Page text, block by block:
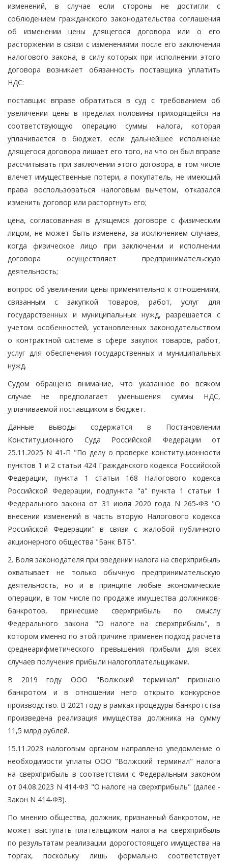
изменений, в случае если стороны не достигли с
соблюдением гражданского законодательства соглашения
об изменении цены длящегося договора или о его
расторжении в связи с изменениями после его заключения
налогового закона, в силу которых при исполнении этого
договора возникает обязанность поставщика уплатить
НДС:
поставщик вправе обратиться в суд с требованием об
увеличении цены в пределах половины приходящейся на
соответствующую операцию суммы налога, которая
уплачивается в бюджет, если дальнейшее исполнение
длящегося договора лишает его того, на что он был вправе
рассчитывать при заключении этого договора, в том числе
влечет имущественные потери, а покупатель, не имеющий
права воспользоваться налоговым вычетом, отказался
изменить договор или расторгнуть его;
цена, согласованная в длящемся договоре с физическим
лицом, не может быть изменена, за исключением случаев,
когда физическое лицо при заключении и исполнении
договора осуществляет предпринимательскую
деятельность;
вопрос об увеличении цены применительно к отношениям,
связанным с закупкой товаров, работ, услуг для
государственных и муниципальных нужд, разрешается с
учетом особенностей, установленных законодательством
о контрактной системе в сфере закупок товаров, работ,
услуг для обеспечения государственных и муниципальных
нужд.
Судом обращено внимание, что указанное во всяком
случае не предполагает уменьшения суммы НДС,
уплачиваемой поставщиком в бюджет.
Данные выводы содержатся в Постановлении
Конституционного Суда Российской Федерации от
25.11.2025 N 41-П "По делу о проверке конституционности
пунктов 1 и 2 статьи 424 Гражданского кодекса Российской
Федерации, пункта 1 статьи 168 Налогового кодекса
Российской Федерации, подпункта "а" пункта 1 статьи 1
Федерального закона от 31 июля 2020 года N 265-ФЗ "О
внесении изменений в часть вторую Налогового кодекса
Российской Федерации" в связи с жалобой публичного
акционерного общества "Банк ВТБ".
2. Воля законодателя при введении налога на сверхприбыль
охватывает не только обычную предпринимательскую
деятельность, но и в принципе любые экономические
операции, в том числе по продаже имущества должников-
банкротов, принесшие сверхприбыль по смыслу
Федерального закона "О налоге на сверхприбыль", в
котором именно по этой причине применен подход расчета
среднеарифметического превышения прибыли для всех
случаев получения прибыли налогоплательщиками.
В 2019 году ООО "Волжский терминал" признано
банкротом и в отношении него открыто конкурсное
производство. В 2021 году в рамках процедуры банкротства
произведена реализация имущества должника на сумму
11,5 млрд рублей.
15.11.2023 налоговым органом направлено уведомление о
необходимости уплаты ООО "Волжский терминал" налога
на сверхприбыль в соответствии с Федеральным законом
от 04.08.2023 N 414-ФЗ "О налоге на сверхприбыль" (далее -
Закон N 414-ФЗ).
По мнению общества, должник, признанный банкротом, не
может выступать плательщиком налога на сверхприбыль
по результатам реализации дорогостоящего имущества на
торгах, поскольку лишь формально соответствует